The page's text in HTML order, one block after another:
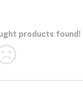
products found!